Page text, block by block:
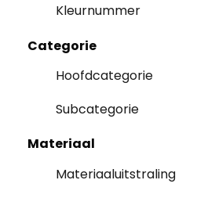
Kleurnummer
Categorie
Hoofdcategorie
Subcategorie
Materiaal
Materiaaluitstraling